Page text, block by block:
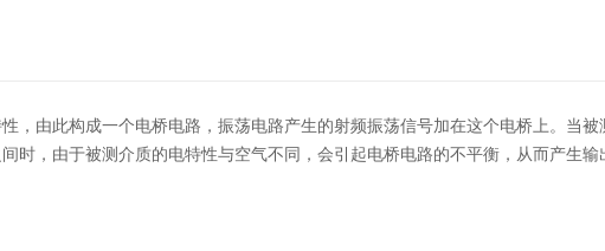
，由此构成一个电桥电路，振荡电路产生的射频振荡信号加在这个电桥上。当
时，由于被测介质的电特性与空气不同，会引起电桥电路的不平衡，从而产生输